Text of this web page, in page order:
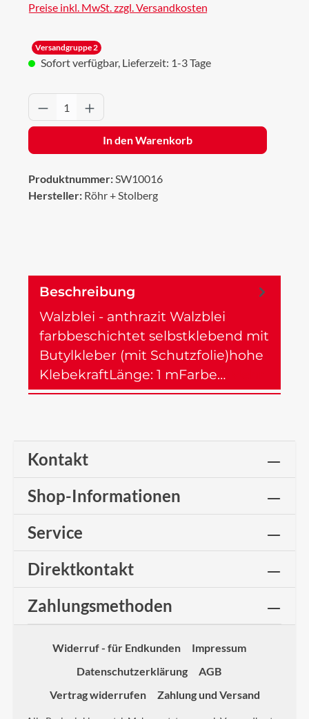
Preise inkl. MwSt. zzgl. Versandkosten
Versandgruppe 2
Sofort verfügbar, Lieferzeit: 1-3 Tage
Produkt Anzahl: Gib den gewünschten
In den Warenkorb
Produktnummer:SW10016
Hersteller: Röhr + Stolberg
Beschreibung
Walzblei - anthrazit Walzblei
farbbeschichtet selbstklebend mit
Butylkleber (mit Schutzfolie)hohe
KlebekraftLänge: 1 mFarbe…
Kontakt
Shop-Informationen
Service
Direktkontakt
Zahlungsmethoden
Widerruf - für Endkunden
Impressum
Datenschutzerklärung
AGB
Vertrag widerrufen
Zahlung und Versand